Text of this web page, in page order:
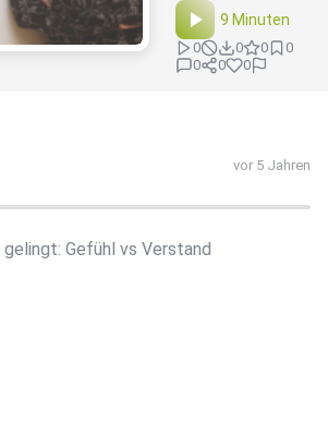
9 Minuten
0 0 0
0
0
0 0
vor 5 Jahren
Gefühl vs Verstand